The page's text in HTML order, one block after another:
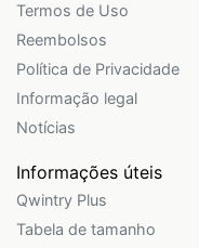
Termos de Uso
Reembolsos
Política de Privacidade
Informação legal
Notícias
Informações úteis
Qwintry Plus
Tabela de tamanho